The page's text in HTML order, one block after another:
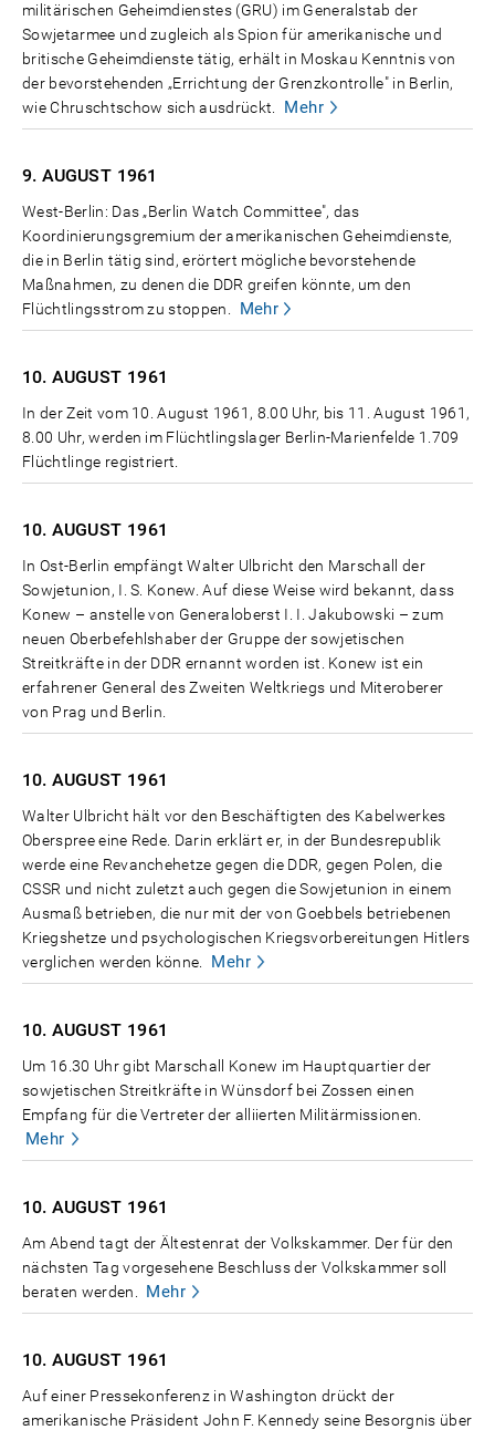
militärischen Geheimdienstes (GRU) im Generalstab der
Sowjetarmee und zugleich als Spion für amerikanische und
britische Geheimdienste tätig, erhält in Moskau Kenntnis von
der bevorstehenden „Errichtung der Grenzkontrolle" in Berlin,
wie Chruschtschow sich ausdrückt.
Mehr
9. AUGUST 1961
West-Berlin: Das „Berlin Watch Committee", das
Koordinierungsgremium der amerikanischen Geheimdienste,
die in Berlin tätig sind, erörtert mögliche bevorstehende
Maßnahmen, zu denen die DDR greifen könnte, um den
Flüchtlingsstrom zu stoppen.
Mehr
10. AUGUST 1961
In der Zeit vom 10. August 1961, 8.00 Uhr, bis 11. August 1961,
8.00 Uhr, werden im Flüchtlingslager Berlin-Marienfelde 1.709
Flüchtlinge registriert.
10. AUGUST 1961
In Ost-Berlin empfängt Walter Ulbricht den Marschall der
Sowjetunion, I. S. Konew. Auf diese Weise wird bekannt, dass
Konew – anstelle von Generaloberst I. I. Jakubowski – zum
neuen Oberbefehlshaber der Gruppe der sowjetischen
Streitkräfte in der DDR ernannt worden ist. Konew ist ein
erfahrener General des Zweiten Weltkriegs und Miteroberer
von Prag und Berlin.
10. AUGUST 1961
Walter Ulbricht hält vor den Beschäftigten des Kabelwerkes
Oberspree eine Rede. Darin erklärt er, in der Bundesrepublik
werde eine Revanchehetze gegen die DDR, gegen Polen, die
CSSR und nicht zuletzt auch gegen die Sowjetunion in einem
Ausmaß betrieben, die nur mit der von Goebbels betriebenen
Kriegshetze und psychologischen Kriegsvorbereitungen Hitlers
verglichen werden könne.
Mehr
10. AUGUST 1961
Um 16.30 Uhr gibt Marschall Konew im Hauptquartier der
sowjetischen Streitkräfte in Wünsdorf bei Zossen einen
Empfang für die Vertreter der alliierten Militärmissionen.
Mehr
10. AUGUST 1961
Am Abend tagt der Ältestenrat der Volkskammer. Der für den
nächsten Tag vorgesehene Beschluss der Volkskammer soll
beraten werden.
Mehr
10. AUGUST 1961
Auf einer Pressekonferenz in Washington drückt der
amerikanische Präsident John F. Kennedy seine Besorgnis über